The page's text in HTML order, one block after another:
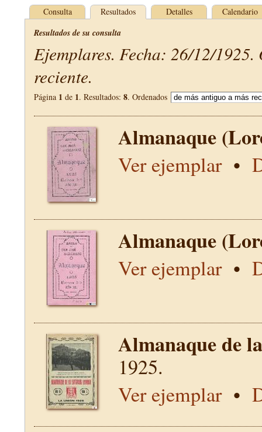
Consulta Resultados Detalles Calendario
Resultados de su consulta
Ejemplares. Fecha: 26/12/1925.
reciente.
Página 1 de 1. Resultados: 8. Ordenados
Almanaque
Ver ejemplar•
Almanaque
Ver ejemplar•
Almanaque de
1925.
Ver ejemplar•